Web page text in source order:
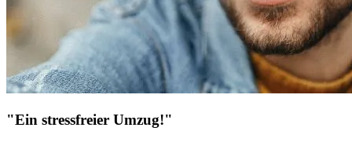
"Ein stressfreier Umzug!"